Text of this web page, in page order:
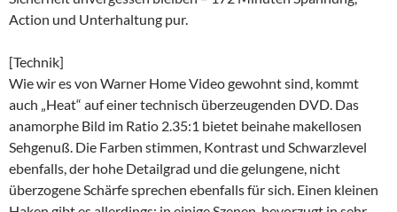
Action und Unterhaltung pur.
[Technik]
Wie wir es von Warner Home Video gewohnt sind, kommt
auch „Heat“ auf einer technisch überzeugenden DVD. Das
anamorphe Bild im Ratio 2.35:1 bietet beinahe makellosen
Sehgenuß. Die Farben stimmen, Kontrast und Schwarzlevel
ebenfalls, der hohe Detailgrad und die gelungene, nicht
überzogene Schärfe sprechen ebenfalls für sich. Einen kleinen